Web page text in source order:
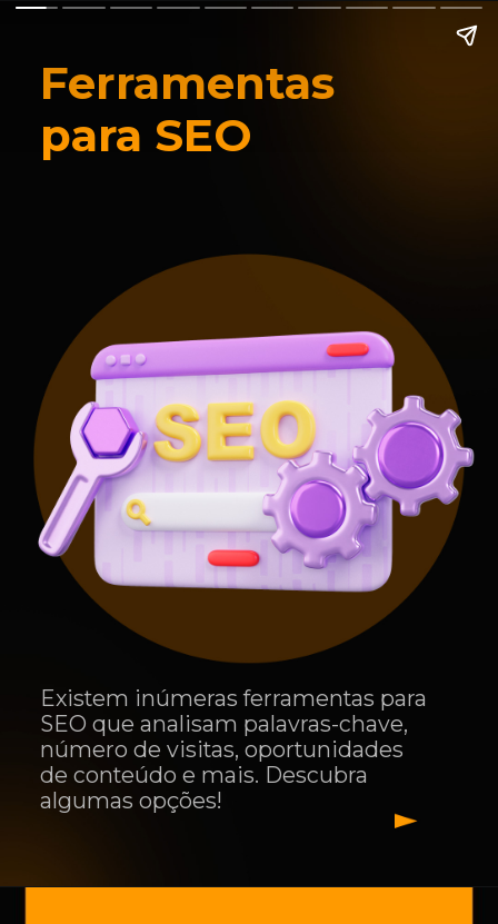
Ferramentas
para SEO
Existem inúmeras ferramentas para
SEO que analisam palavras-chave,
número de visitas, oportunidades
de conteúdo e mais. Descubra
algumas opções!